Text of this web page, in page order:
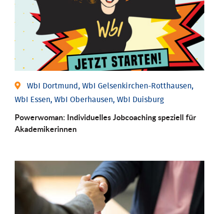
WbI Dortmund, WbI Gelsenkirchen-Rotthausen,
WbI Essen, WbI Oberhausen, WbI Duisburg
Powerwoman: Individu­elles Job­coaching speziell für
Aka­demiker­innen